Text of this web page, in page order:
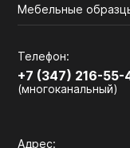
Мебельные
Телефон:
+7 (347) 216-55-
(многоканальный)
Адрес: